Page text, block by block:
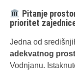
Pitanje
prioritet
Jedna od
adekvatnog
Vodnjanu.